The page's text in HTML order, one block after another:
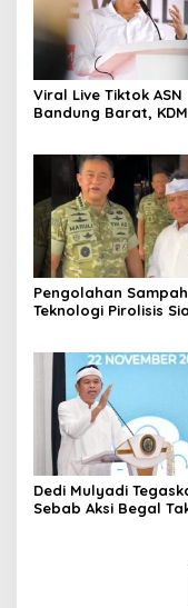
Viral Live Tiktok ASN
Bandung Barat,
Pengolahan Sampah
Teknologi Pirolisis
Barat
Dedi Mulyadi
Sebab Aksi Begal